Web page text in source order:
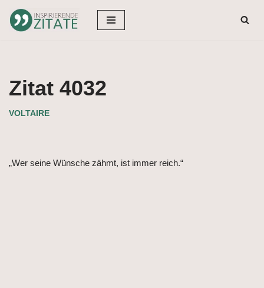
Zum
Zitat 4032
VOLTAIRE
„Wer seine Wünsche zähmt, ist immer reich.“